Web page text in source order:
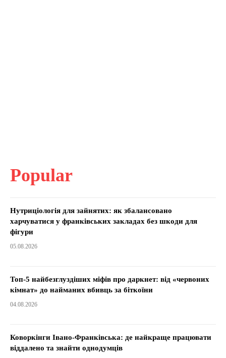
Popular
Нутриціологія для зайнятих: як збалансовано
харчуватися у франківських закладах без шкоди для
фігури
05.08.2026
Топ-5 найбезглуздіших міфів про даркнет: від «червоних
кімнат» до найманих вбивць за біткоїни
04.08.2026
Коворкінги Івано-Франківська: де найкраще працювати
віддалено та знайти однодумців